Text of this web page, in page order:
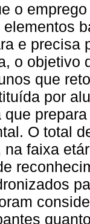
o
e precisa
o objetivo
que
por
que
O total
faixa